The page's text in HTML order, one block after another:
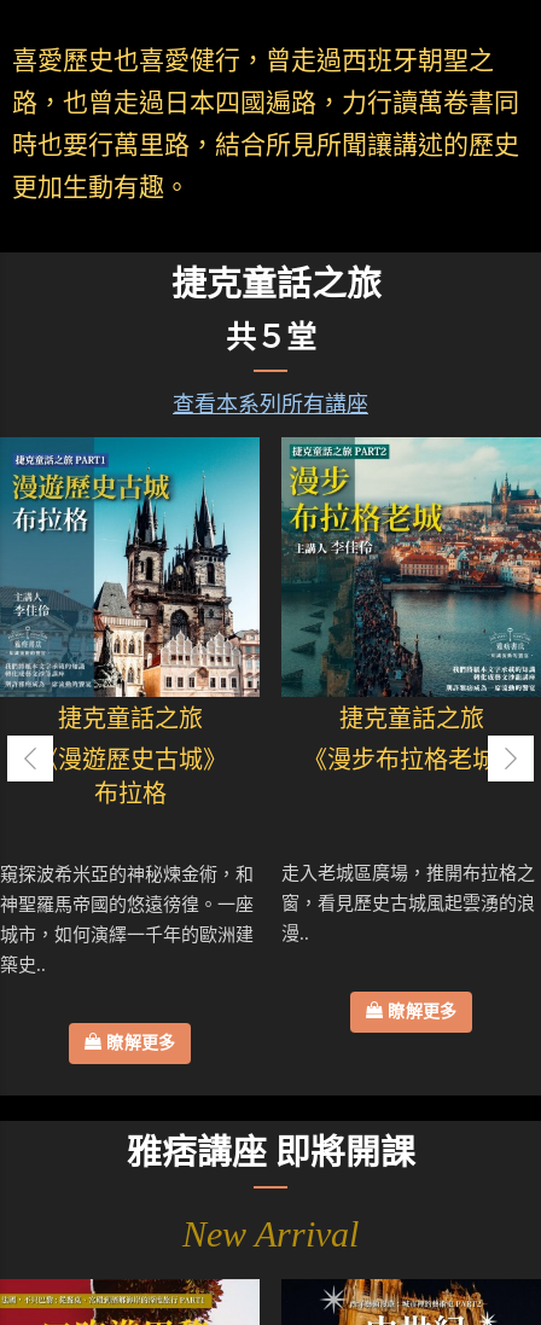
喜愛歷史也喜愛健行，曾走過西班牙朝聖之
路，也曾走過日本四國遍路，力行讀萬卷書同
時也要行萬里路，結合所見所聞讓講述的歷史
更加生動有趣。
捷克童話之旅
共５堂
查看本系列所有講座
捷克童話之旅
《漫遊歷史古城》
布拉格
窺探波希米亞的神秘煉金術，和
神聖羅馬帝國的悠遠徬徨。一座
城市，如何演繹一千年的歐洲建
築史..
瞭解更多
捷克童話之旅
《漫步布拉格老城》
走入老城區廣場，推開布拉格之
窗，看見歷史古城風起雲湧的浪
漫..
瞭解更多
雅痞講座 即將開課
New Arrival